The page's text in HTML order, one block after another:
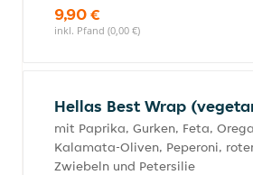
9,90 €
inkl. Pfand (0,00 €)
Hellas Best Wrap
mit Paprika, Gurken, Feta,
Kalamata-Oliven, Peperoni,
Zwiebeln und Petersilie